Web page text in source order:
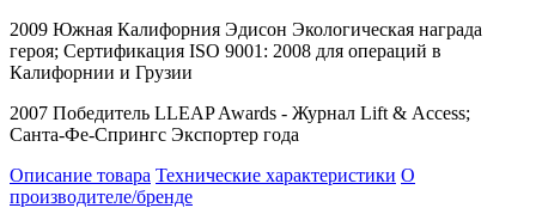
2009 Южная Калифорния Эдисон Экологическая награда
героя; Сертификация ISO 9001: 2008 для операций в
Калифорнии и Грузии
2007 Победитель LLEAP Awards - Журнал Lift & Access;
Санта-Фе-Спрингс Экспортер года
Описание товара Технические характеристики О
производителе/бренде